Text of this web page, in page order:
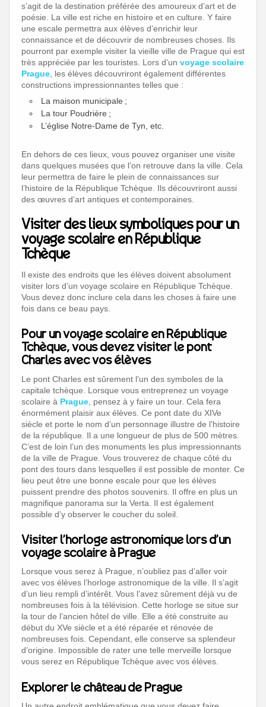
s’agit de la destination préférée des amoureux d’art et de
poésie. La ville est riche en histoire et en culture. Y faire
une escale permettra aux élèves d’enrichir leur
connaissance et de découvrir de nombreuses choses. Ils
pourront par exemple visiter la vieille ville de Prague qui est
très appréciée par les touristes. Lors d’un voyage scolaire
Prague , les élèves découvriront également différentes
constructions impressionnantes telles que :
La maison municipale ;
La tour Poudrière ;
L’église Notre-Dame de Tyn, etc.
En dehors de ces lieux, vous pouvez organiser une visite
dans quelques musées que l’on retrouve dans la ville. Cela
leur permettra de faire le plein de connaissances sur
l’histoire de la République Tchèque. Ils découvriront aussi
des œuvres d’art antiques et contemporaines.
Visiter des lieux symboliques pour un
voyage scolaire en République
Tchèque
Il existe des endroits que les élèves doivent absolument
visiter lors d’un voyage scolaire en République Tchèque.
Vous devez donc inclure cela dans les choses à faire une
fois dans ce beau pays.
Pour un voyage scolaire en République
Tchèque, vous devez visiter le pont
Charles avec vos élèves
Le pont Charles est sûrement l’un des symboles de la
capitale tchèque. Lorsque vous entreprenez un voyage
scolaire à Prague , pensez à y faire un tour. Cela fera
énormément plaisir aux élèves. Ce pont date du XIVe
siècle et porte le nom d’un personnage illustre de l’histoire
de la république. Il a une longueur de plus de 500 mètres.
C’est de loin l’un des monuments les plus impressionnants
de la ville de Prague. Vous trouverez de chaque côté du
pont des tours dans lesquelles il est possible de monter. Ce
lieu peut être une bonne escale pour que les élèves
puissent prendre des photos souvenirs. Il offre en plus un
magnifique panorama sur la Verta. Il est également
possible d’y observer le coucher du soleil.
Visiter l’horloge astronomique lors d’un
voyage scolaire à Prague
Lorsque vous serez à Prague, n’oubliez pas d’aller voir
avec vos élèves l’horloge astronomique de la ville. Il s’agit
d’un lieu rempli d’intérêt. Vous l’avez sûrement déjà vu de
nombreuses fois à la télévision. Cette horloge se situe sur
la tour de l’ancien hôtel de ville. Elle a été construite au
début du XVe siècle et a été réparée et rénovée de
nombreuses fois. Cependant, elle conserve sa splendeur
d’origine. Impossible de rater une telle merveille lorsque
vous serez en République Tchèque avec vos élèves.
Explorer le château de Prague